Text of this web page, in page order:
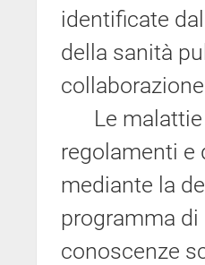
identificate
della sanità
Le malattie
regolamenti e
mediante la
programma
conoscenze